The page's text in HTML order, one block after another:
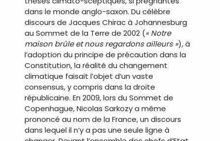
dans le monde anglo-saxon. Du célèbre
discours de Jacques Chirac à Johannesburg
au Sommet de la Terre de 2002 (« Notre
maison brûle et nous regardons ailleurs »), à
l’adoption du principe de précaution dans la
Constitution, la réalité du changement
climatique faisait l’objet d’un vaste
consensus, y compris dans la droite
républicaine. En 2009, lors du Sommet de
Copenhague, Nicolas Sarkozy a même
prononcé au nom de la France, un discours
dans lequel il n’y a pas une seule ligne à